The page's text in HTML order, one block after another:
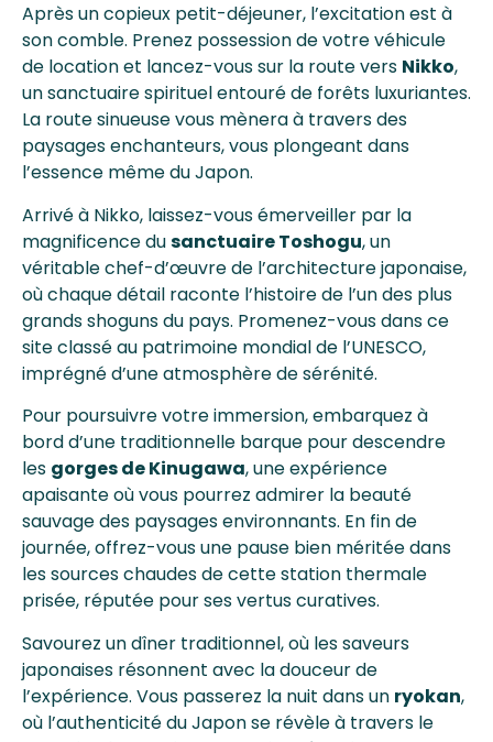
Après un copieux petit-déjeuner, l’excitation est à
son comble. Prenez possession de votre véhicule
de location et lancez-vous sur la route vers Nikko,
un sanctuaire spirituel entouré de forêts luxuriantes.
La route sinueuse vous mènera à travers des
paysages enchanteurs, vous plongeant dans
l’essence même du Japon.
Arrivé à Nikko, laissez-vous émerveiller par la
magnificence dusanctuaire Toshogu, un
véritable chef-d’œuvre de l’architecture japonaise,
où chaque détail raconte l’histoire de l’un des plus
grands shoguns du pays. Promenez-vous dans ce
site classé au patrimoine mondial de l’UNESCO,
imprégné d’une atmosphère de sérénité.
Pour poursuivre votre immersion, embarquez à
bord d’une traditionnelle barque pour descendre
les gorges de Kinugawa, une expérience
apaisante où vous pourrez admirer la beauté
sauvage des paysages environnants. En fin de
journée, offrez-vous une pause bien méritée dans
les sources chaudes de cette station thermale
prisée, réputée pour ses vertus curatives.
Savourez un dîner traditionnel, où les saveurs
japonaises résonnent avec la douceur de
l’expérience. Vous passerez la nuit dans un ryokan,
où l’authenticité du Japon se révèle à travers le